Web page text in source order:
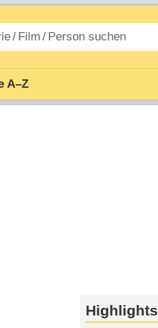
A–Z
Highlights